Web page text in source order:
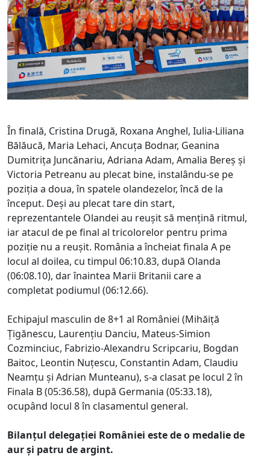
În finală, Cristina Drugă, Roxana Anghel, Iulia-Liliana
Bălăucă, Maria Lehaci, Ancuța Bodnar, Geanina
Dumitrița Juncănariu, Adriana Adam, Amalia Bereș și
Victoria Petreanu au plecat bine, instalându-se pe
poziția a doua, în spatele olandezelor, încă de la
început. Deși au plecat tare din start,
reprezentantele Olandei au reușit să mențină ritmul,
iar atacul de pe final al tricolorelor pentru prima
poziție nu a reușit. România a încheiat finala A pe
locul al doilea, cu timpul 06:10.83, după Olanda
(06:08.10), dar înaintea Marii Britanii care a
completat podiumul (06:12.66).
Echipajul masculin de 8+1 al României (Mihăiță
Țigănescu, Laurențiu Danciu, Mateus-Simion
Cozminciuc, Fabrizio-Alexandru Scripcariu, Bogdan
Baitoc, Leontin Nuțescu, Constantin Adam, Claudiu
Neamțu și Adrian Munteanu), s-a clasat pe locul 2 în
Finala B (05:36.58), după Germania (05:33.18),
ocupând locul 8 în clasamentul general.
Bilanțul delegației României este de o medalie de
aur și patru de argint.